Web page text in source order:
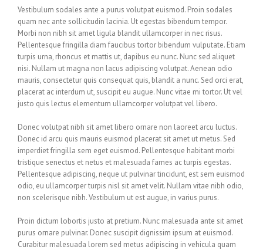
Vestibulum sodales ante a purus volutpat euismod. Proin sodales
quam nec ante sollicitudin lacinia. Ut egestas bibendum tempor.
Morbi non nibh sit amet ligula blandit ullamcorper in nec risus.
Pellentesque fringilla diam faucibus tortor bibendum vulputate. Etiam
turpis urna, rhoncus et mattis ut, dapibus eu nunc. Nunc sed aliquet
nisi. Nullam ut magna non lacus adipiscing volutpat. Aenean odio
mauris, consectetur quis consequat quis, blandit a nunc. Sed orci erat,
placerat ac interdum ut, suscipit eu augue. Nunc vitae mi tortor. Ut vel
justo quis lectus elementum ullamcorper volutpat vel libero.
Donec volutpat nibh sit amet libero ornare non laoreet arcu luctus.
Donec id arcu quis mauris euismod placerat sit amet ut metus. Sed
imperdiet fringilla sem eget euismod. Pellentesque habitant morbi
tristique senectus et netus et malesuada fames ac turpis egestas.
Pellentesque adipiscing, neque ut pulvinar tincidunt, est sem euismod
odio, eu ullamcorper turpis nisl sit amet velit. Nullam vitae nibh odio,
non scelerisque nibh. Vestibulum ut est augue, in varius purus.
Proin dictum lobortis justo at pretium. Nunc malesuada ante sit amet
purus ornare pulvinar. Donec suscipit dignissim ipsum at euismod.
Curabitur malesuada lorem sed metus adipiscing in vehicula quam